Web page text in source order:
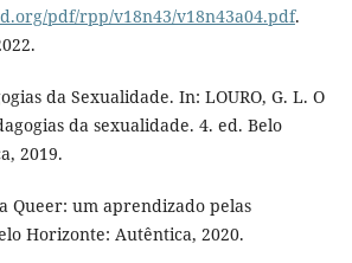
pdf/rpp/v18n43/v18n43a04.pdf.
da Sexualidade. In: LOURO, G. L. O
da sexualidade. 4. ed. Belo
2019.
Queer: um aprendizado pelas
Horizonte: Autêntica, 2020.